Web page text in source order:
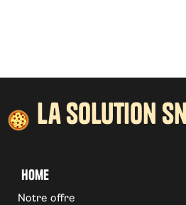
la solution
Home
Notre offre